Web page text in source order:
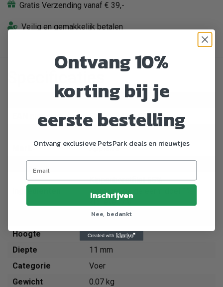
Gratis Verzending vanaf € 39,-
Veilig en gemakkelijk betalen
Artikelnummer
413190
EAN nummer
5060333430207
Applaws
Breedte
95 mm
Kippenborstfilet 55%
plantaardige geleermiddel 1%
kip lever 7%
70 g
Hoogte
130 mm
Diepte
11 mm
Categorie
Voer
Gewicht
0.07 kg
Ontvang 10%
korting bij je
eerste bestelling
Ontvang exclusieve PetsPark deals en nieuwtjes
Inschrijven
Nee, bedankt